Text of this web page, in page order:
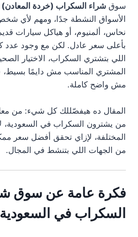
سوقشراء السكراب (خردة المعادن)
الأسواق النشطة جدًا، ومهم لأي
نحاس، ألمنيوم، أو هياكل سيارات
بأعلى سعر عادل. لكن مع وجود عدد
اللي بتشتري السكراب، الاختيار
المشتري المناسب مش دايمًا
مش واضح كاملة.
المقال ده هيفصّللك كل شيء: من
من يشترون السكراب في السعودية،
المختلفة، لإزاي تحقق أفضل سعر
من الجهات اللي بتنشط في المجال.
فكرة عامة عن سوق
السكراب في السعودية